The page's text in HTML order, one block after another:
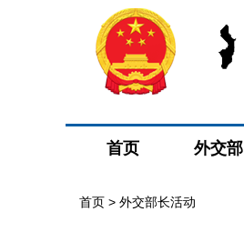
首页 外交部
首页 > 外交部长活动